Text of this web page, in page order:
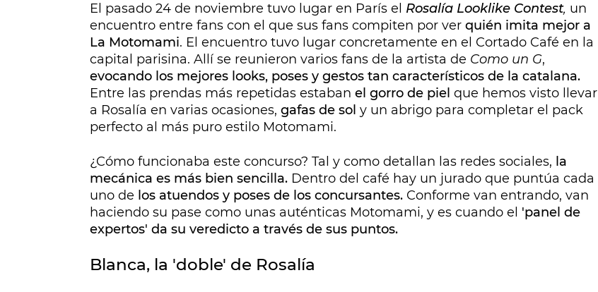
El pasado 24 de noviembre tuvo lugar en París el Rosalía Looklike Contest, un
encuentro entre fans con el que sus fans compiten por ver quién imita mejor a
La Motomami. El encuentro tuvo lugar concretamente en el Cortado Café en la
capital parisina. Allí se reunieron varios fans de la artista de Como un G,
evocando los mejores looks, poses y gestos tan característicos de la catalana.
Entre las prendas más repetidas estaban el gorro de piel que hemos visto llevar
a Rosalía en varias ocasiones, gafas de sol y un abrigo para completar el pack
perfecto al más puro estilo Motomami.
¿Cómo funcionaba este concurso? Tal y como detallan las redes sociales, la
mecánica es más bien sencilla. Dentro del café hay un jurado que puntúa cada
uno de los atuendos y poses de los concursantes. Conforme van entrando, van
haciendo su pase como unas auténticas Motomami, y es cuando el 'panel de
expertos' da su veredicto a través de sus puntos.
Blanca, la 'doble' de Rosalía